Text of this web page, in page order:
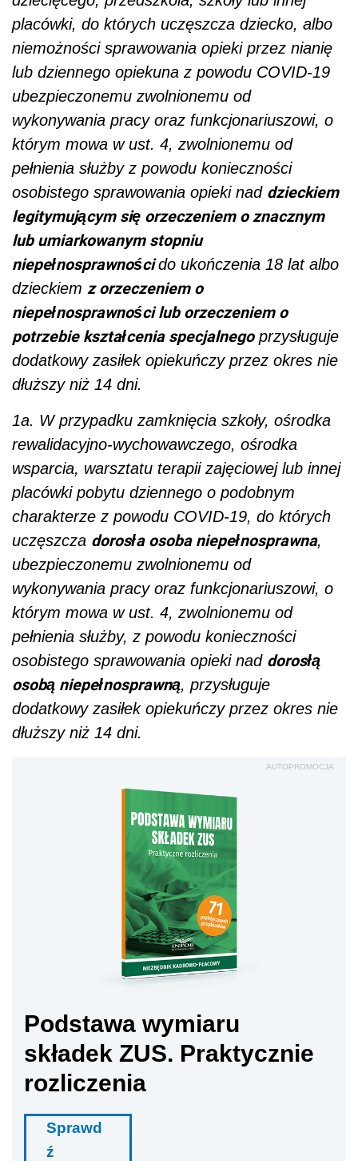
placówki, do których uczęszcza dziecko, albo
niemożności sprawowania opieki przez nianię
lub dziennego opiekuna z powodu COVID-19
ubezpieczonemu zwolnionemu od
wykonywania pracy oraz funkcjonariuszowi, o
którym mowa w ust. 4, zwolnionemu od
pełnienia służby z powodu konieczności
osobistego sprawowania opieki nad dzieckiem
legitymującym się orzeczeniem o znacznym
lub umiarkowanym stopniu
niepełnosprawnoścido ukończenia 18 lat albo
dzieckiem z orzeczeniem o
niepełnosprawności lub orzeczeniem o
potrzebie kształcenia specjalnegoprzysługuje
dodatkowy zasiłek opiekuńczy przez okres nie
dłuższy niż 14 dni.
1a. W przypadku zamknięcia szkoły, ośrodka
rewalidacyjno-wychowawczego, ośrodka
wsparcia, warsztatu terapii zajęciowej lub innej
placówki pobytu dziennego o podobnym
charakterze z powodu COVID-19, do których
uczęszcza dorosła osoba niepełnosprawna,
ubezpieczonemu zwolnionemu od
wykonywania pracy oraz funkcjonariuszowi, o
którym mowa w ust. 4, zwolnionemu od
pełnienia służby, z powodu konieczności
osobistego sprawowania opieki nad dorosłą
osobą niepełnosprawną, przysługuje
dodatkowy zasiłek opiekuńczy przez okres nie
dłuższy niż 14 dni.
AUTOPROMOCJA
Podstawa wymiaru
składek ZUS. Praktycznie
rozliczenia
Sprawd
ź